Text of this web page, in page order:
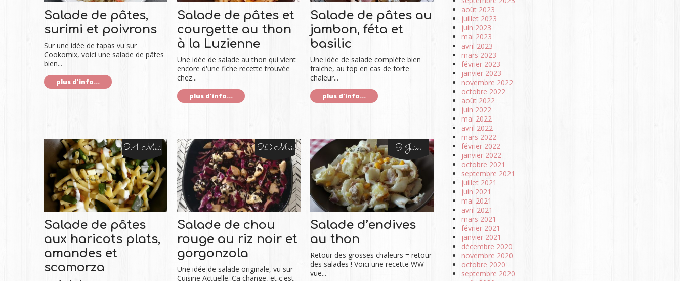
Salade de pâtes,
surimi et poivrons
Sur une idée de tapas vu sur
Cookomix, voici une salade de pâtes
bien...
plus d'info...
Salade de pâtes et
courgette au thon
à la Luzienne
Une idée de salade au thon qui vient
encore d'une fiche recette trouvée
chez...
plus d'info...
Salade de pâtes au
jambon, féta et
basilic
Une idée de salade complète bien
fraiche, au top en cas de forte
chaleur...
plus d'info...
24 Mai
Salade de pâtes
aux haricots plats,
amandes et
scamorza
20 Mai
Salade de chou
rouge au riz noir et
gorgonzola
Une idée de salade originale, vu sur
Cuisine Actuelle. Ca change, et c'est
9 Juin
Salade d’endives
au thon
Retour des grosses chaleurs = retour
des salades ! Voici une recette WW
vue...
août 2023
juillet 2023
juin 2023
mai 2023
avril 2023
mars 2023
février 2023
janvier 2023
novembre 2022
octobre 2022
août 2022
juin 2022
mai 2022
avril 2022
mars 2022
février 2022
janvier 2022
octobre 2021
septembre 2021
juillet 2021
juin 2021
mai 2021
avril 2021
mars 2021
février 2021
janvier 2021
décembre 2020
novembre 2020
octobre 2020
septembre 2020